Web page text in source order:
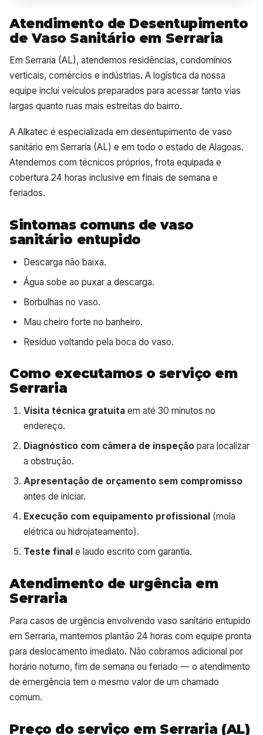
Atendimento de Desentupimento
de Vaso Sanitário em Serraria
Em Serraria (AL), atendemos residências, condomínios
verticais, comércios e indústrias. A logística da nossa
equipe inclui veículos preparados para acessar tanto vias
largas quanto ruas mais estreitas do bairro.
A Alkatec é especializada em desentupimento de vaso
sanitário em Serraria (AL) e em todo o estado de Alagoas.
Atendemos com técnicos próprios, frota equipada e
cobertura 24 horas inclusive em finais de semana e
feriados.
Sintomas comuns de vaso
sanitário entupido
Descarga não baixa.
Água sobe ao puxar a descarga.
Borbulhas no vaso.
Mau cheiro forte no banheiro.
Resíduo voltando pela boca do vaso.
Como executamos o serviço em
Serraria
Visita técnica gratuita em até 30 minutos no
endereço.
Diagnóstico com câmera de inspeção para localizar
a obstrução.
Apresentação de orçamento sem compromisso
antes de iniciar.
Execução com equipamento profissional (mola
elétrica ou hidrojateamento).
Teste final e laudo escrito com garantia.
Atendimento de urgência em
Serraria
Para casos de urgência envolvendo vaso sanitário entupido
em Serraria, mantemos plantão 24 horas com equipe pronta
para deslocamento imediato. Não cobramos adicional por
horário noturno, fim de semana ou feriado — o atendimento
de emergência tem o mesmo valor de um chamado
comum.
Preço do serviço em Serraria (AL)